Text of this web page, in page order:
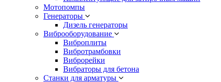
Мотопомпы
Генераторы
Дизель генераторы
Виброоборудование
Виброплиты
Вибротрамбовки
Виброрейки
Вибраторы для бетона
Станки для арматуры